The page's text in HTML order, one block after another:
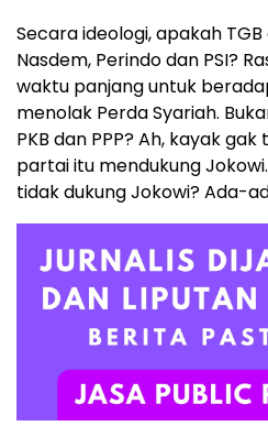
Secara ideologi, apakah
Nasdem, Perindo dan PSI?
waktu panjang untuk
menolak Perda Syariah.
PKB dan PPP? Ah, kayak
partai itu mendukung
tidak dukung Jokowi? Ada-